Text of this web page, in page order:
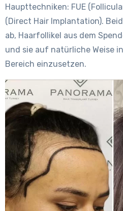
Haupttechniken: FUE
(Direct Hair Implantation).
ab, Haarfollikel aus dem
und sie auf natürliche Weise
Bereich einzusetzen.